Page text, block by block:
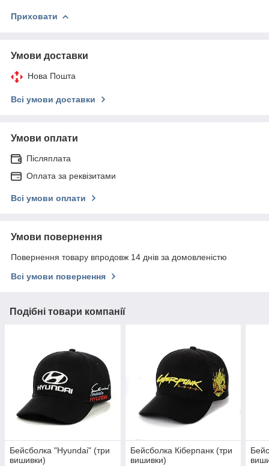
Приховати
Умови доставки
Нова Пошта
Всі умови доставки
Умови оплати
Післяплата
Оплата за реквізитами
Всі умови оплати
Умови повернення
Повернення товару впродовж 14 днів за домовленістю
Всі умови повернення
Подібні товари компанії
Бейсболка "Hyundai" (три
вишивки)
Бейсболка Кіберпанк (три
вишивки)